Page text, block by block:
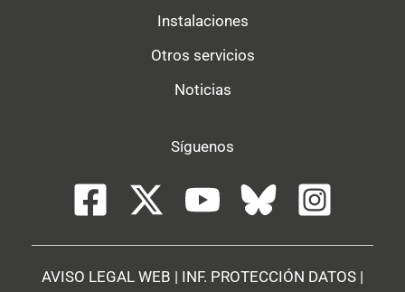
Instalaciones
Otros servicios
Noticias
Síguenos
AVISO LEGAL WEB | INF. PROTECCIÓN DATOS |